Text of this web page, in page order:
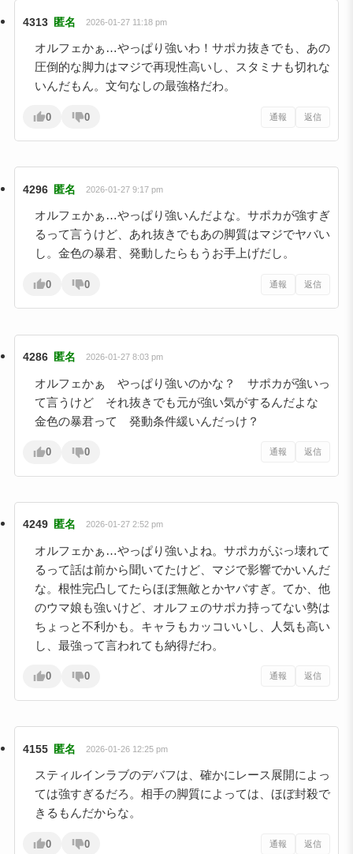
4313 匿名 2026-01-27 11:18 pm
オルフェかぁ…やっぱり強いわ！サポカ抜きでも、あの
圧倒的な脚力はマジで再現性高いし、スタミナも切れな
いんだもん。文句なしの最強格だわ。
0 0 通報 返信
4296 匿名 2026-01-27 9:17 pm
オルフェかぁ…やっぱり強いんだよな。サポカが強すぎ
るって言うけど、あれ抜きでもあの脚質はマジでヤバい
し。金色の暴君、発動したらもうお手上げだし。
0 0 通報 返信
4286 匿名 2026-01-27 8:03 pm
オルフェかぁ やっぱり強いのかな？ サポカが強いっ
て言うけど それ抜きでも元が強い気がするんだよな
金色の暴君って 発動条件緩いんだっけ？
0 0 通報 返信
4249 匿名 2026-01-27 2:52 pm
オルフェかぁ…やっぱり強いよね。サポカがぶっ壊れて
るって話は前から聞いてたけど、マジで影響でかいんだ
な。根性完凸してたらほぼ無敵とかヤバすぎ。てか、他
のウマ娘も強いけど、オルフェのサポカ持ってない勢は
ちょっと不利かも。キャラもカッコいいし、人気も高い
し、最強って言われても納得だわ。
0 0 通報 返信
4155 匿名 2026-01-26 12:25 pm
スティルインラブのデバフは、確かにレース展開によっ
ては強すぎるだろ。相手の脚質によっては、ほぼ封殺で
きるもんだからな。
0 0 通報 返信